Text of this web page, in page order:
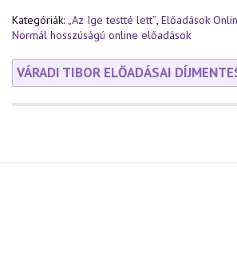
Kategóriák: „Az Ige testté lett”, Előadások
Normál hosszúságú online előadások
VÁRADI TIBOR ELŐADÁSAI